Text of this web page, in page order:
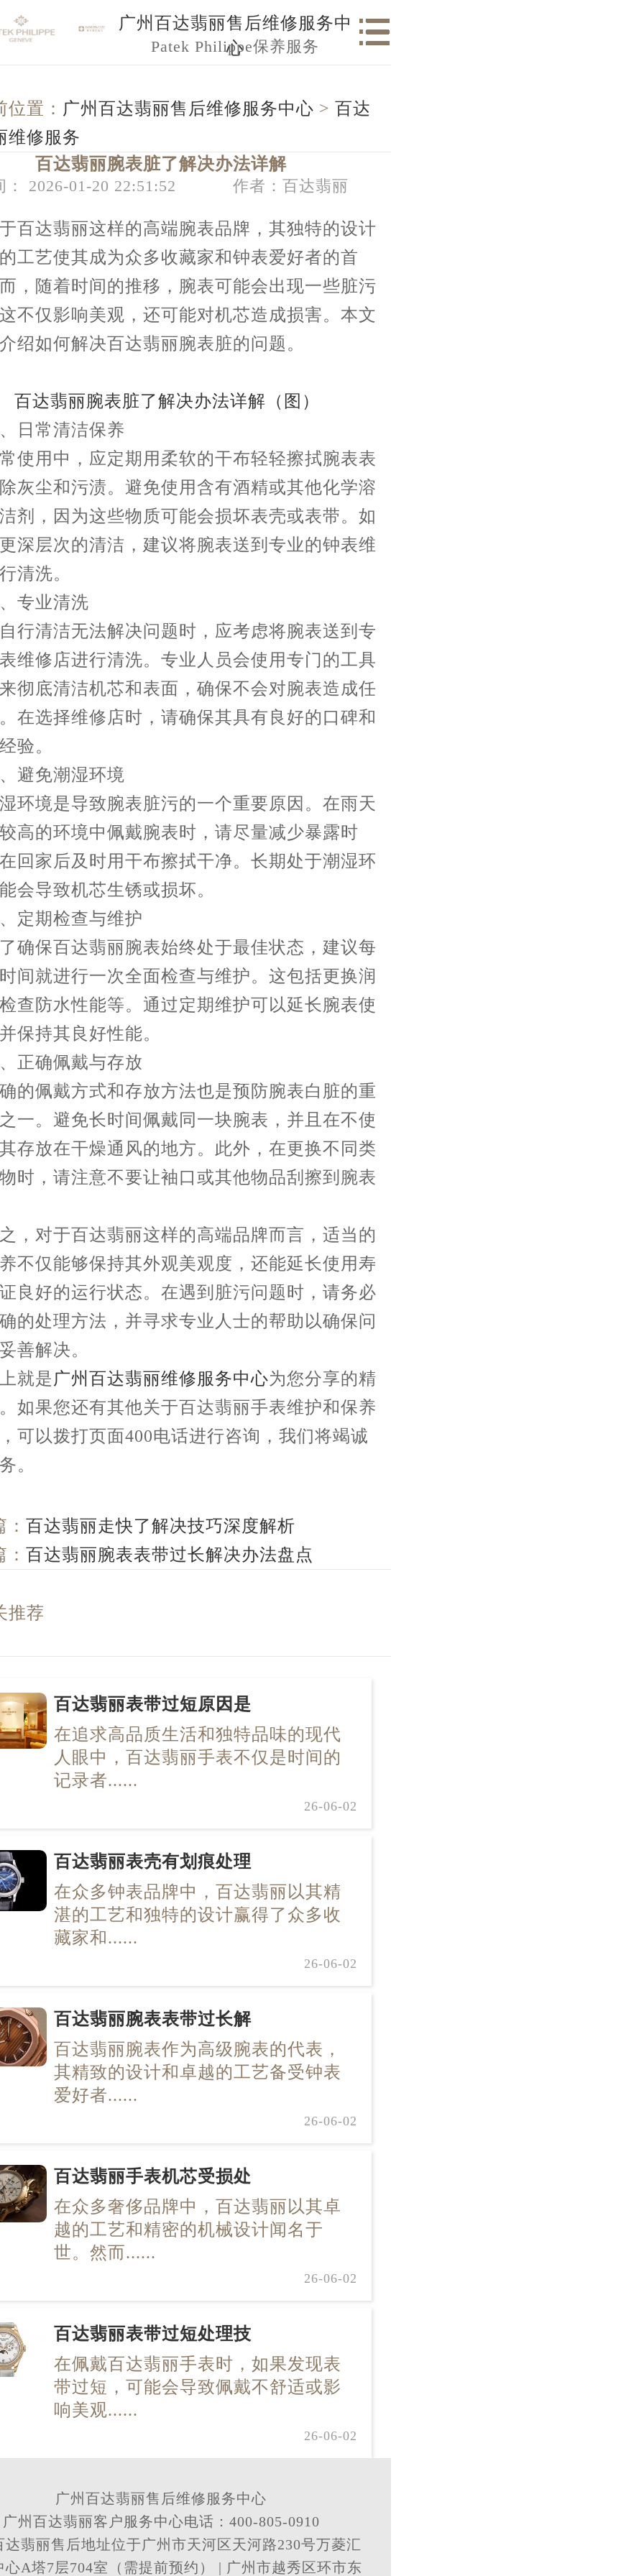
广州百达翡丽售后维修服务中
心
Patek Philippe保养服务
位置： 广州百达翡丽售后维修服务中心 > 百达
维修服务
百达翡丽腕表脏了解决办法详解
： 2026-01-20 22:51:52 作者：百达翡丽
翡丽这样的高端腕表品牌，其独特的设计
工艺使其成为众多收藏家和钟表爱好者的首
，随着时间的推移，腕表可能会出现一些脏污
不仅影响美观，还可能对机芯造成损害。本文
绍如何解决百达翡丽腕表脏的问题。
常清洁保养
中，应定期用柔软的干布轻轻擦拭腕表表
灰尘和污渍。避免使用含有酒精或其他化学溶
剂，因为这些物质可能会损坏表壳或表带。如
深层次的清洁，建议将腕表送到专业的钟表维
清洗。
业清洗
洁无法解决问题时，应考虑将腕表送到专
维修店进行清洗。专业人员会使用专门的工具
彻底清洁机芯和表面，确保不会对腕表造成任
在选择维修店时，请确保其具有良好的口碑和
验。
免潮湿环境
是导致腕表脏污的一个重要原因。在雨天
高的环境中佩戴腕表时，请尽量减少暴露时
回家后及时用干布擦拭干净。长期处于潮湿环
会导致机芯生锈或损坏。
期检查与维护
百达翡丽腕表始终处于最佳状态，建议每
间就进行一次全面检查与维护。这包括更换润
查防水性能等。通过定期维护可以延长腕表使
保持其良好性能。
确佩戴与存放
戴方式和存放方法也是预防腕表白脏的重
一。避免长时间佩戴同一块腕表，并且在不使
存放在干燥通风的地方。此外，在更换不同类
时，请注意不要让袖口或其他物品刮擦到腕表
于百达翡丽这样的高端品牌而言，适当的
不仅能够保持其外观美观度，还能延长使用寿
良好的运行状态。在遇到脏污问题时，请务必
的处理方法，并寻求专业人士的帮助以确保问
善解决。
是 广州百达翡丽维修服务中心为您分享的精
如果您还有其他关于百达翡丽手表维护和保养
可以拨打页面400电话进行咨询，我们将竭诚
。
百达翡丽走快了解决技巧深度解析
百达翡丽腕表表带过长解决办法盘点
推荐
百达翡丽表带过短原因是
在追求高品质生活和独特品味的现代
人眼中，百达翡丽手表不仅是时间的
记录者......
26-06-02
百达翡丽表壳有划痕处理
在众多钟表品牌中，百达翡丽以其精
湛的工艺和独特的设计赢得了众多收
藏家和......
26-06-02
百达翡丽腕表表带过长解
百达翡丽腕表作为高级腕表的代表，
其精致的设计和卓越的工艺备受钟表
爱好者......
26-06-02
百达翡丽手表机芯受损处
在众多奢侈品牌中，百达翡丽以其卓
越的工艺和精密的机械设计闻名于
世。然而......
26-06-02
百达翡丽表带过短处理技
在佩戴百达翡丽手表时，如果发现表
带过短，可能会导致佩戴不舒适或影
响美观......
26-06-02
广州百达翡丽售后维修服务中心
广州百达翡丽客户服务中心电话：400-805-0910
达翡丽售后地址位于广州市天河区天河路230号万菱汇
心A塔7层704室（需提前预约） | 广州市越秀区环市东